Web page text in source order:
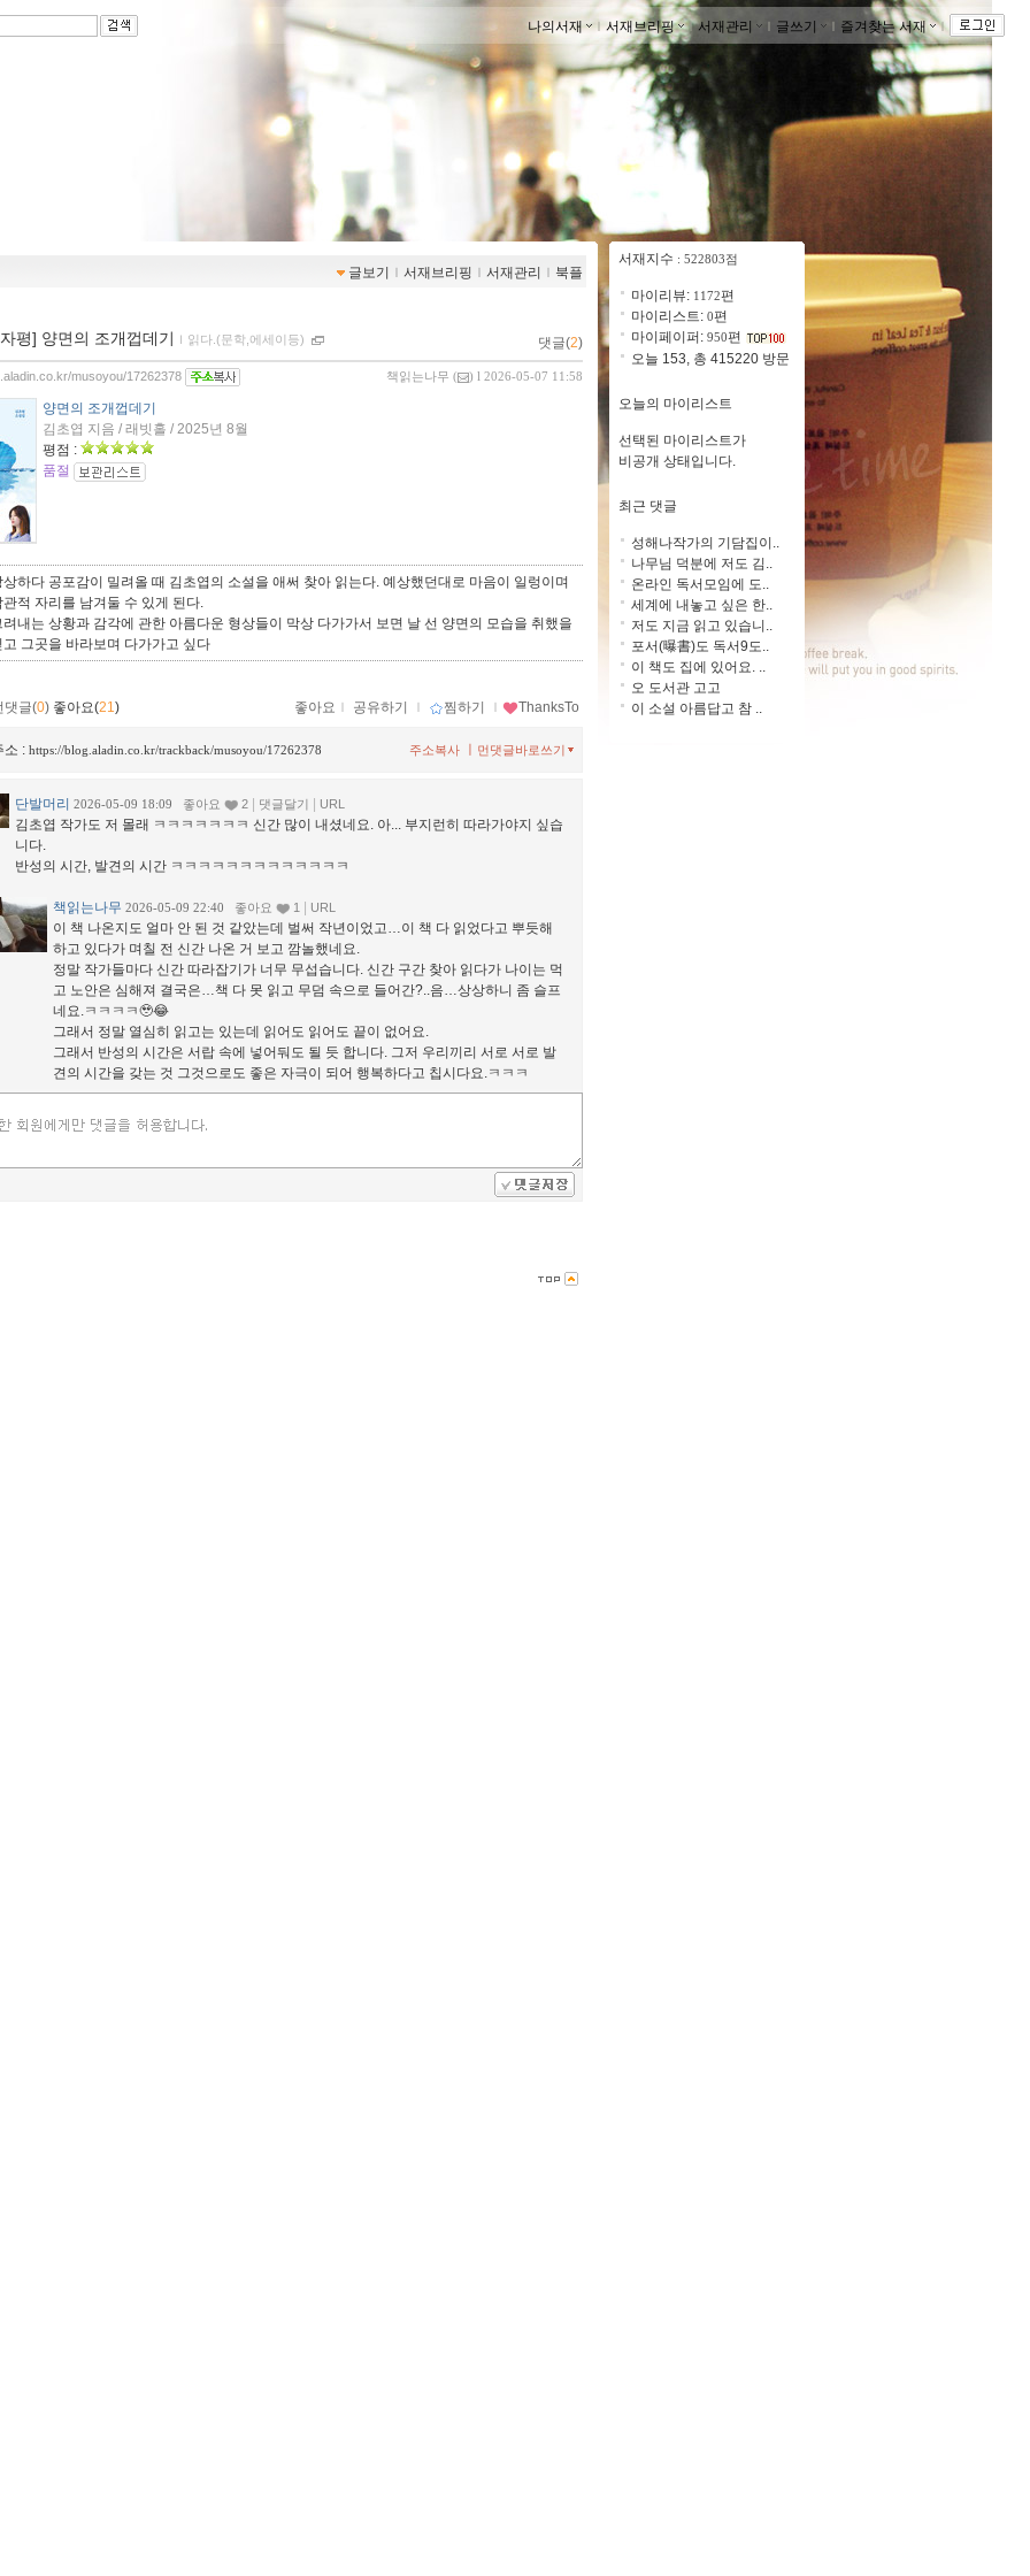
나의서재 ｌ서재브리핑 ｌ서재관리 ｌ 글쓰기 ｌ 즐겨찾는 서재 ｌ
글보기 ｌ 서재브리핑 ｌ 서재관리 ｌ 북플
평] 양면의 조개껍데기 ｌ 읽다.(문학,에세이등) 댓글(2)
책읽는나무 ( ) l 2026-05-07 11:58
musoyou/17262378
양면의 조개껍데기
김초엽 지음 / 래빗홀 / 2025년 8월
평점 :
품절
하다 공포감이 밀려올 때 김초엽의 소설을 애써 찾아 읽는다. 예상했던대로 마음이 일렁이며
적 자리를 남겨둘 수 있게 된다.
내는 상황과 감각에 관한 아름다운 형상들이 막상 다가가서 보면 날 선 양면의 모습을 취했을
그곳을 바라보며 다가가고 싶다
댓글(0) 좋아요(21) 좋아요 ｌ 공유하기 ｌ 찜하기 ｌ ThanksTo
소 : https://blog.aladin.co.kr/trackback/musoyou/17262378 먼댓글바로쓰기
주소복사
단발머리 2026-05-09 18:09 좋아요 2 댓글달기 URL
김초엽 작가도 저 몰래 ㅋㅋㅋㅋㅋㅋㅋ 신간 많이 내셨네요. 아... 부지런히 따라가야지 싶습
니다.
반성의 시간, 발견의 시간 ㅋㅋㅋㅋㅋㅋㅋㅋㅋㅋㅋㅋㅋ
책읽는나무 2026-05-09 22:40 좋아요 1 URL
이 책 나온지도 얼마 안 된 것 같았는데 벌써 작년이었고…이 책 다 읽었다고 뿌듯해
하고 있다가 며칠 전 신간 나온 거 보고 깜놀했네요.
정말 작가들마다 신간 따라잡기가 너무 무섭습니다. 신간 구간 찾아 읽다가 나이는 먹
고 노안은 심해져 결국은…책 다 못 읽고 무덤 속으로 들어간?..음…상상하니 좀 슬프
네요.ㅋㅋㅋㅋ🥹😂
그래서 정말 열심히 읽고는 있는데 읽어도 읽어도 끝이 없어요.
그래서 반성의 시간은 서랍 속에 넣어둬도 될 듯 합니다. 그저 우리끼리 서로 서로 발
견의 시간을 갖는 것 그것으로도 좋은 자극이 되어 행복하다고 칩시다요.ㅋㅋㅋ
서재지수 : 522803점
마이리뷰: 1172편
마이리스트: 0편
마이페이퍼: 950편
오늘 153, 총 415220 방문
오늘의 마이리스트
선택된 마이리스트가
비공개 상태입니다.
최근 댓글
성해나작가의 기담집이..
나무님 덕분에 저도 김..
온라인 독서모임에 도..
세계에 내놓고 싶은 한..
저도 지금 읽고 있습니..
포서(曝書)도 독서9도..
이 책도 집에 있어요. ..
오 도서관 고고
이 소설 아름답고 참 ..